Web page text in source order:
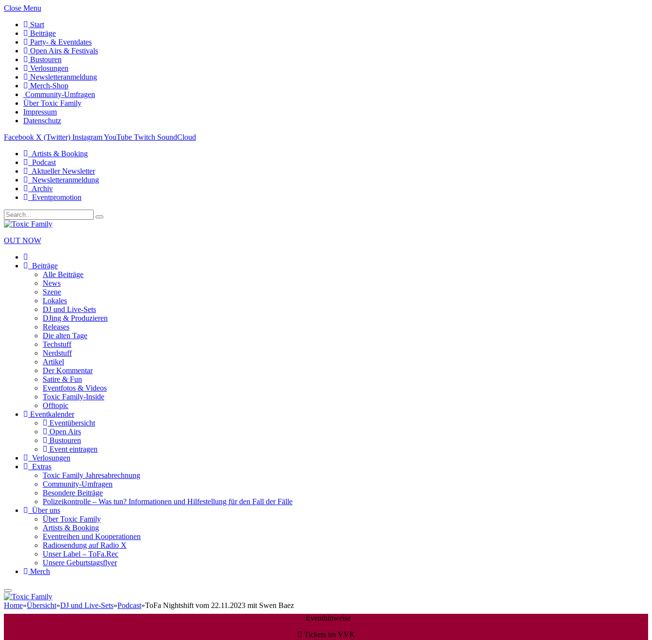
Close Menu
Start
Beiträge
Party- & Eventdates
Open Airs & Festivals
Bustouren
Verlosungen
Newsletteranmeldung
Merch-Shop
Community-Umfragen
Über Toxic Family
Impressum
Datenschutz
Facebook X (Twitter) InstagramYouTube Twitch SoundCloud
Artists & Booking
Podcast
Aktueller Newsletter
Newsletteranmeldung
Archiv
Eventpromotion
OUT NOW
Beiträge
Alle Beiträge
News
Szene
Lokales
DJ und Live-Sets
DJing & Produzieren
Releases
Die alten Tage
Techstuff
Nerdstuff
Artikel
Der Kommentar
Satire & Fun
Eventfotos & Videos
Toxic Family-Inside
Offtopic
Eventkalender
Eventübersicht
Open Airs
Bustouren
Event eintragen
Verlosungen
Extras
Toxic Family Jahresabrechnung
Community-Umfragen
Besondere Beiträge
Polizeikontrolle – Was tun? Informationen und Hilfestellung für den Fall der Fälle
Über uns
Über Toxic Family
Artists & Booking
Eventreihen und Kooperationen
Radiosendung auf Radio X
Unser Label – ToFa.Rec
Unsere Geburtstagsflyer
Merch
Home»Übersicht»DJ und Live-Sets»Podcast»ToFa Nightshift vom 22.11.2023 mit Swen Baez
Eventhinweise
Tickets im VVK